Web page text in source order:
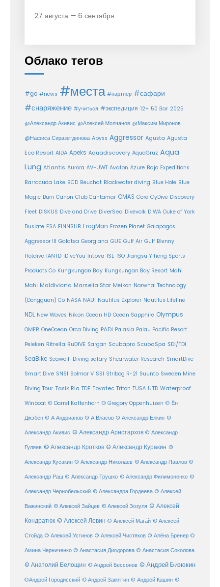
27 августа — 6 сентября
Облако тегов
#go #news #места #партнёр #сафари
#снаряжение #учиться #экспедиция 12+ 50 Bar 2025
@Александр Акивис @Алексей Молчанов @Максим Миронов
@Нафиса Сиразетдинова Abyss Aggressor Agusta Agusta
Eco Resort AIDA Apeks Aquadiscovery AquaGruz Aqua
Lung Atlantis Aurora AV-UWT Avalon Azure Baja Expeditions
Barracuda Lake BCD Beuchat Blackwater diving Blue Hole Blue
Magic Buni Canon Club Cantamar CMAS Core CyDive Discovery
Fleet DISKUS Dive and Drive DiverSea Divevolk DIWA Duke of York
Duslate ESA FINNSUB FrogMan Frozen Planet Galapagos
Aggressor III Galatea Georgiana GUE Gulf Air Gulf Blenny
Hotdive IANTD iDiveYou Intova ISE ISO Jiangsu Yiheng Sports
Products Co Kungkungan Bay Kungkungan Bay Resort Mahi
Mahi Maldiviana Marselia Star Meikon Narwhal Technology
(Dongguan) Co NASA NAUI Nautilus Explorer Nautilus Lifeline
NDL New Waves Nikon Ocean HD Ocean Sapphire Olympus
OMER OneOcean Orca Diving PADI Palasia Palau Pacific Resort
Peleken Ritrella RuDIVE Sargan Scubapro ScubaSpa SDI/TDI
SeaBike Seawolf-Diving safary Shearwater Research SmartDive
Smart Dive SNSI Solmar V SSI Stribog R-21 Suunto Sweden Mine
Diving Tour Tasik Ria TDE Tovatec Triton TUSA UTD Waterproof
Winboat © Darrel Kattenhorn © Gregory Oppenhuizen © Ён
Джэбён © А Андрианов © А Власов © Александр Ёлкин ©
Александр Акивис © Александр Аристархов © Александр
Гуляев © Александр Кротков © Александр Куракин ©
Александр Кусакин © Александр Николаев © Александр Павлов ©
Александр Раш © Александр Трушко © Александр Филимоненко ©
Александр Чернобельский © Александра Гордеева © Алексей
Важинский © Алексей Зайцев © Алексей Зозуля © Алексей
Кондратюк © Алексей Левин © Алексей Магай © Алексей
Стойда © Алексей Устинов © Алексей Чистяков © Алёна Бренер ©
Амина Черниченко © Анастасия Диодорова © Анастасия Соколова
© Анатолий Белощин © Андрей Бессонов © Андрей Бизюкин
©Андрей Городисский © Андрей Замятин © Андрей Кашин ©